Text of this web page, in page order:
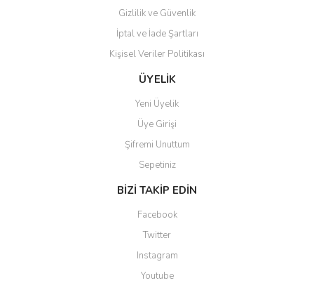
Gönder
Gizlilik ve Güvenlik
İptal ve İade Şartları
Kişisel Veriler Politikası
ÜYELİK
Yeni Üyelik
Üye Girişi
Şifremi Unuttum
Sepetiniz
BİZİ TAKİP EDİN
Facebook
Twitter
Instagram
Youtube